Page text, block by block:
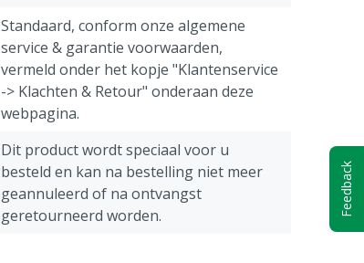
Standaard, conform onze algemene
service & garantie voorwaarden,
vermeld onder het kopje "Klantenservice
-> Klachten & Retour" onderaan deze
webpagina.
Dit product wordt speciaal voor u
besteld en kan na bestelling niet meer
geannuleerd of na ontvangst
geretourneerd worden.
Feedback